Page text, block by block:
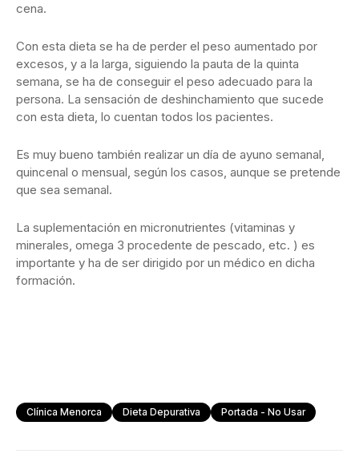
cena.
Con esta dieta se ha de perder el peso aumentado por
excesos, y a la larga, siguiendo la pauta de la quinta
semana, se ha de conseguir el peso adecuado para la
persona. La sensación de deshinchamiento que sucede
con esta dieta, lo cuentan todos los pacientes.
Es muy bueno también realizar un día de ayuno semanal,
quincenal o mensual, según los casos, aunque se pretende
que sea semanal.
La suplementación en micronutrientes (vitaminas y
minerales, omega 3 procedente de pescado, etc. ) es
importante y ha de ser dirigido por un médico en dicha
formación.
Clínica Menorca Dieta Depurativa Portada - No Usar